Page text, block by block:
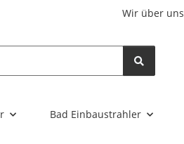
Wir über uns
Bad Einbaustrahler